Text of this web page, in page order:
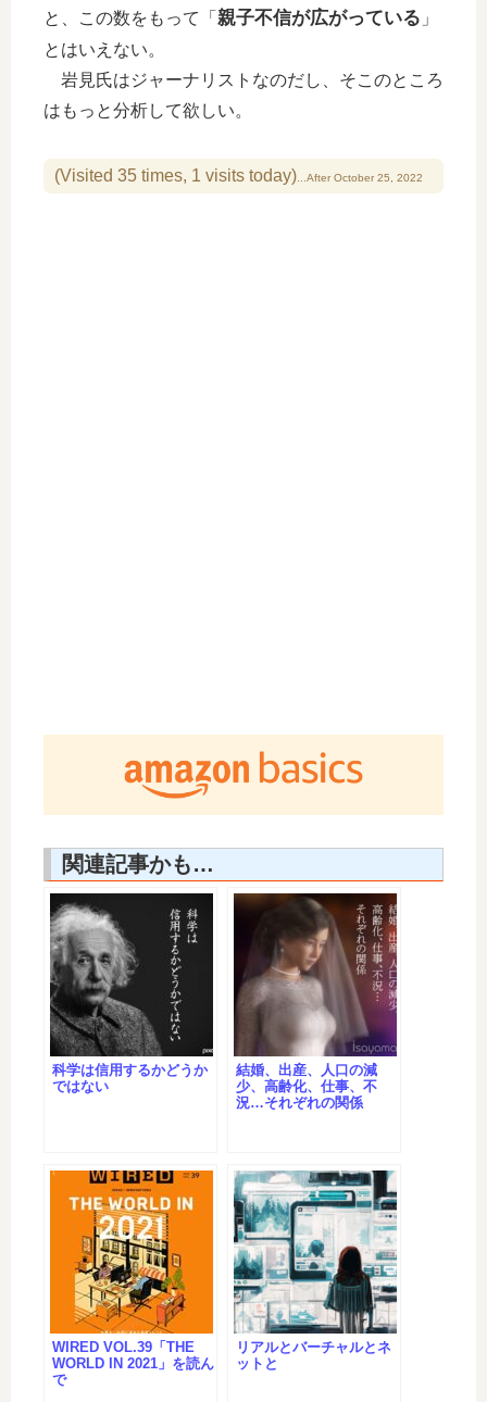
と、この数をもって「 親子不信が広がっている 」
とはいえない。
岩見氏はジャーナリストなのだし、そこのところ
はもっと分析して欲しい。
(Visited 35 times, 1 visits today)
関連記事かも…
科学は信用するかどうか
ではない
結婚、出産、人口の減
少、高齢化、仕事、不
況…それぞれの関係
WIRED VOL.39「THE
WORLD IN 2021」を読ん
で
リアルとバーチャルとネ
ットと